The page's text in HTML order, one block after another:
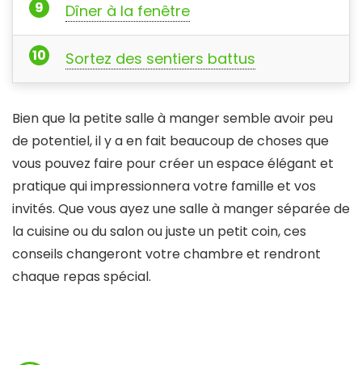
Dîner à la fenêtre
Sortez des sentiers battus
Bien que la petite salle à manger semble avoir peu
de potentiel, il y a en fait beaucoup de choses que
vous pouvez faire pour créer un espace élégant et
pratique qui impressionnera votre famille et vos
invités. Que vous ayez une salle à manger séparée de
la cuisine ou du salon ou juste un petit coin, ces
conseils changeront votre chambre et rendront
chaque repas spécial.